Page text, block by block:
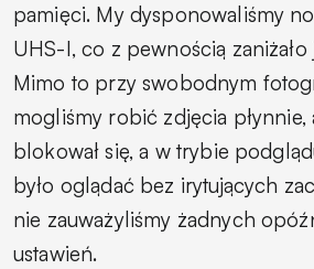
pamięci. My dysponowaliśmy
UHS-I, co z pewnością
Mimo to przy swobodnym
mogliśmy robić zdjęcia płynnie,
blokował się, a w trybie
było oglądać bez irytujących
nie zauważyliśmy żadnych
ustawień.